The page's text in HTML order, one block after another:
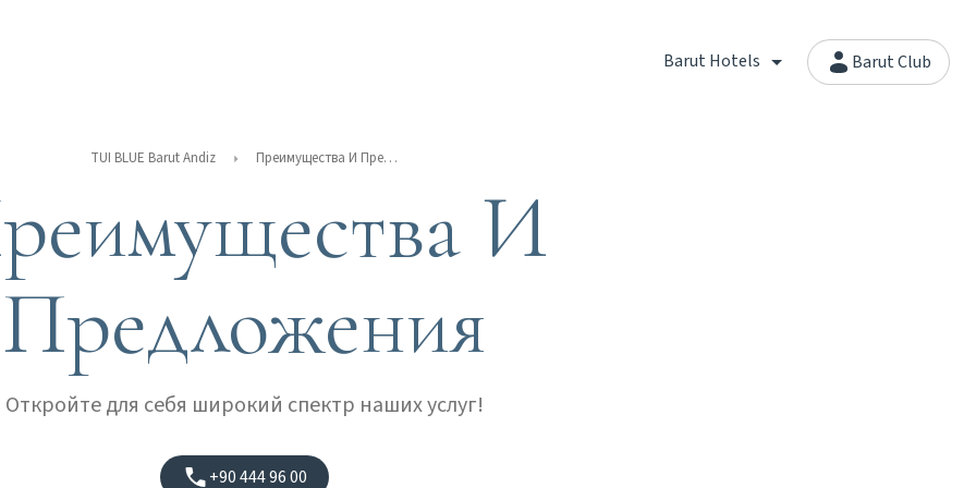
Barut Hotels Barut Club
TUI BLUE Barut Andiz Преимущества И Предложения
И
Предложения
Откройте для себя широкий спектр наших услуг!
+90 444 96 00